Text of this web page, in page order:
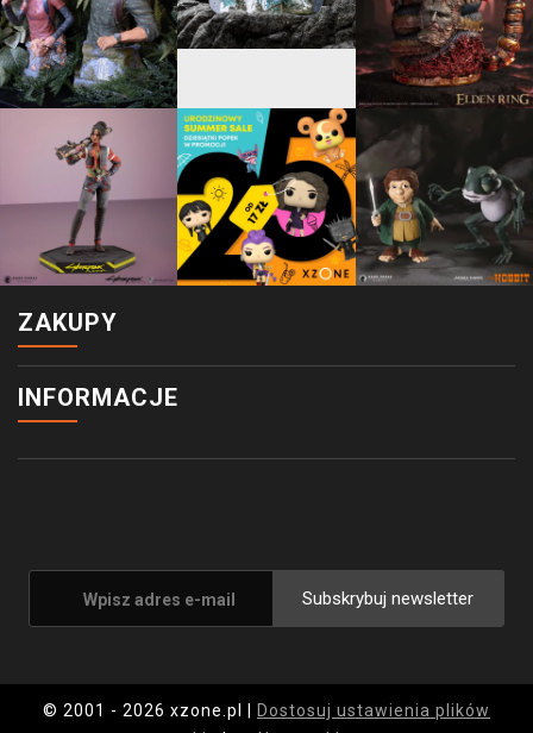
ZAKUPY
INFORMACJE
Subskrybuj newsletter
© 2001 - 2026 xzone.pl |
Dostosuj ustawienia plików